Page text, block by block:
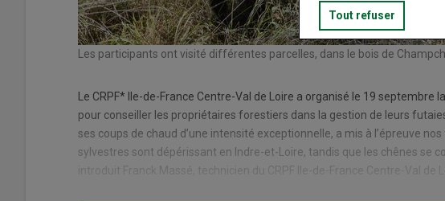
Les participants ont visité différentes parcelles, dans le bois de
Le CRPF* Ile-de-France Centre-Val de Loire a organisé le 19 septembre
pour conseiller les propriétaires forestiers dans la gestion de leurs
ses coups de chaud d’une intensité exceptionnelle, a mis à l’épreuve
sylvestres sont dépérissant en Indre-et-Loire, tandis que les chênes se
introduit Franck Massé, technicien du CRPF Ile-de-France Centre-Val de
Tout refuser